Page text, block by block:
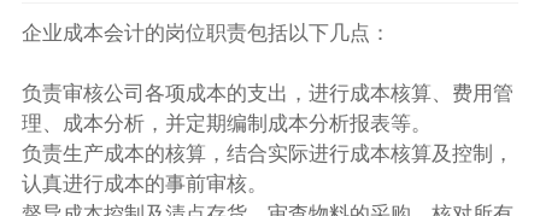
企业成本会计的岗位职责包括以下几点：
负责审核公司各项成本的支出，进行成本核算、费用管
理、成本分析，并定期编制成本分析报表等。
负责生产成本的核算，结合实际进行成本核算及控制，
认真进行成本的事前审核。